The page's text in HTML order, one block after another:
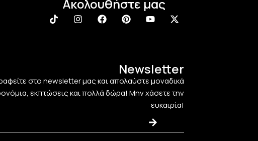
Ακολουθήστε μας
Newsletter
στο newsletter μας και απολαύστε μοναδικά
εκπτώσεις και πολλά δώρα! Μην χάσετε την
ευκαιρία!